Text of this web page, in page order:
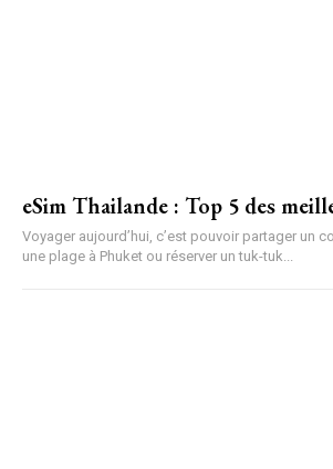
eSim Thailande : Top 5 des
Voyager aujourd’hui, c’est pouvoir partager un
une plage à Phuket ou réserver un tuk-tuk...